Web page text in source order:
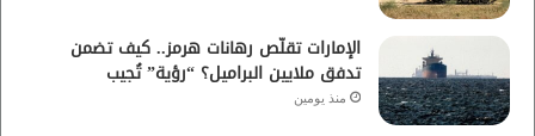
الإمارات تقلّص رهانات هرمز.. كيف تضمن
تدفق ملايين البراميل؟ “رؤية” تُجيب
منذ يومين